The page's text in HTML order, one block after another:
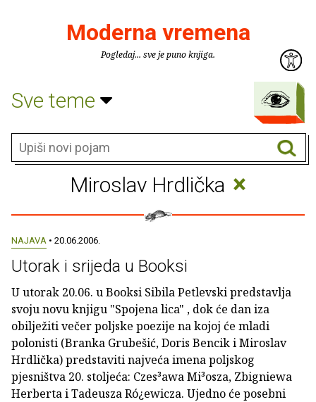
Moderna vremena
Pogledaj... sve je puno knjiga.
Sve teme
Miroslav Hrdlička ×
NAJAVA • 20.06.2006.
Utorak i srijeda u Booksi
U utorak 20.06. u Booksi Sibila Petlevski predstavlja
svoju novu knjigu "Spojena lica" , dok će dan iza
obilježiti večer poljske poezije na kojoj će mladi
polonisti (Branka Grubešić, Doris Bencik i Miroslav
Hrdlička) predstaviti najveća imena poljskog
pjesništva 20. stoljeća: Czes³awa Mi³osza, Zbigniewa
Herberta i Tadeusza Ró¿ewicza. Ujedno će posebni